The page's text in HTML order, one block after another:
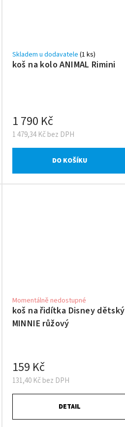
koš na kolo ANIMAL Rimini
Skladem u dodavatele (1 ks)
1 479,34 Kč bez DPH
1 790 Kč
DO KOŠÍKU
koš na řidítka Disney dětský
MINNIE růžový
Momentálně nedostupné
131,40 Kč bez DPH
159 Kč
DETAIL